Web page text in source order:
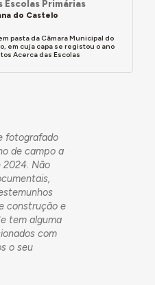
Escolas Primárias
do Castelo
pasta da Câmara Municipal do
em cuja capa se registou o ano
Acerca das Escolas
fotografado
de campo a
2024. Não
construção e
tem alguma
com
o seu